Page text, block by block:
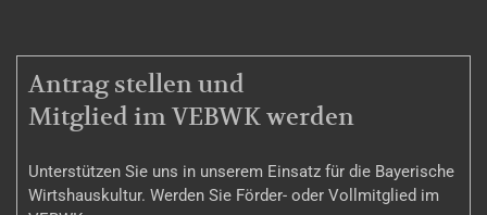
MITGLIEDSCHAFT
Antrag stellen und
Mitglied im VEBWK werden
Unterstützen Sie uns in unserem Einsatz für die Bayerische
Wirtshauskultur. Werden Sie Förder- oder Vollmitglied im